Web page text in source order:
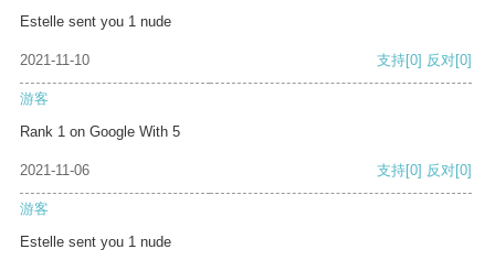
Estelle sent you 1 nude
2021-11-10 支持[0] 反对[0]
游客
Rank 1 on Google With 5
2021-11-06 支持[0] 反对[0]
游客
Estelle sent you 1 nude